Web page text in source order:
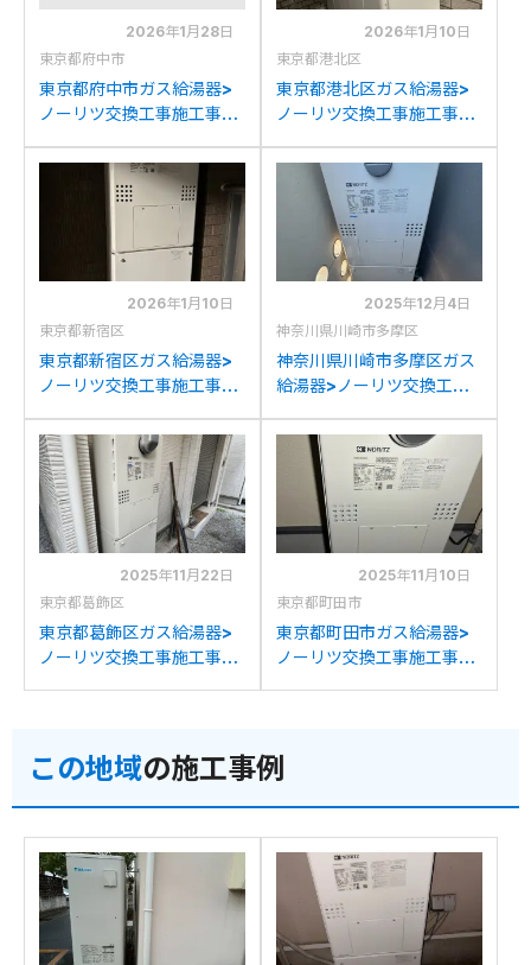
2026年1月28日
東京都府中市
東京都府中市ガス給湯器>
ノーリツ交換工事施工事
C08ARSAWQからノーリ
ツGTH-C2460AW3H-1
BLへの交換
2026年1月10日
東京都港北区
東京都港北区ガス給湯器>
ノーリツ交換工事施工事
AT4299ARSAWQからノ
ーリツGTH-
C2460AW3H-1 BLへの交
2026年1月10日
東京都新宿区
東京都新宿区ガス給湯器>
ノーリツ交換工事施工事
AT4200ARSAW6Q-56G
からノーリツGTH-
C2460AW3H-1 BLへの交
換
2025年12月4日
神奈川県川崎市多摩区
神奈川県川崎市多摩区ガス
給湯器>ノーリツ交換工事
C2432AWX6Hからノーリ
ツGTH-C2460AW3H-1
BLへの交換
2025年11月22日
東京都葛飾区
東京都葛飾区ガス給湯器>
ノーリツ交換工事施工事
への交換
2025年11月10日
東京都町田市
東京都町田市ガス給湯器>
ノーリツ交換工事施工事
1 BLへの交換
この地域の施工事例